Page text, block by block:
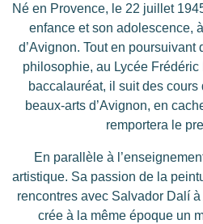
Né en Provence, le 22 juillet
enfance et son adolescence,
d’Avignon. Tout en
philosophie, au Lycée
baccalauréat, il suit des cours
beaux-arts d’Avignon, en
remportera le
En parallèle à
artistique. Sa passion de la
rencontres avec Salvador Dalíà
crée à la même époque un